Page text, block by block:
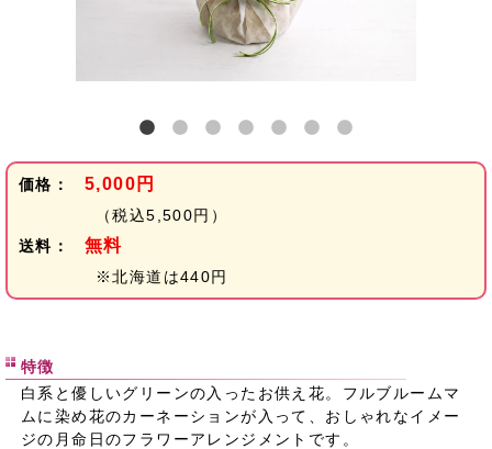
価格： 5,000円
（税込5,500円）
送料：
無料
※北海道は440円
特徴
白系と優しいグリーンの入ったお供え花。フルブルームマ
ムに染め花のカーネーションが入って、おしゃれなイメー
ジの月命日のフラワーアレンジメントです。